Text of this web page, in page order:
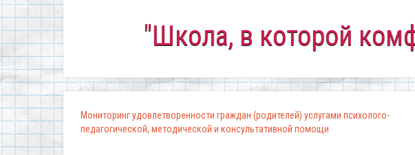
"Школа, в которой комфортно
Мониторинг удовлетворенности граждан (родителей) услугами психолого-
педагогической, методической и консультативной помощи